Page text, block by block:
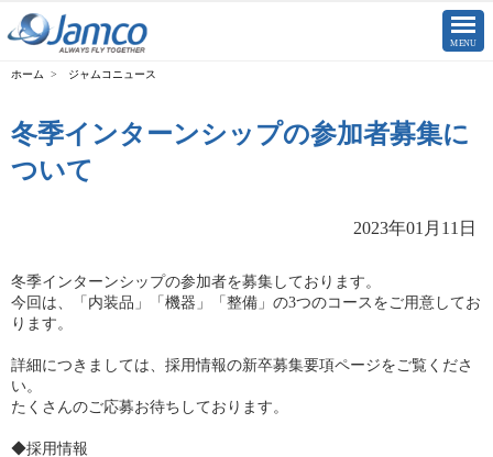
CLOSE
MENU
冬季インターンシップの参加者募集に
ついて
2023年01月11日
冬季インターンシップの参加者を募集しております。
今回は、「内装品」「機器」「整備」の3つのコースをご用意してお
ります。
詳細につきましては、採用情報の新卒募集要項ページをご覧くださ
い。
たくさんのご応募お待ちしております。
◆採用情報
ジャムコニュース